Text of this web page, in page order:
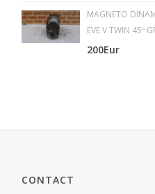
MAGNETO
EVE V TWIN 45º
200Eur
CONTACT